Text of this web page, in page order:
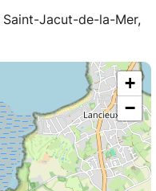
Jacut-de-la-Mer,
+
−